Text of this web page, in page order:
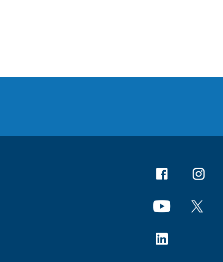
Facebook
YouTube X
Linkedin